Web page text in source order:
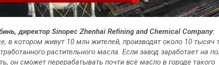
директор Sinopec Zhenhai Refining and Chemical Company:
в котором живут 10 млн жителей, производят около 10 тысяч
растительного масла. Если завод заработает на
он сможет перерабатывать почти всё масло в городе такого